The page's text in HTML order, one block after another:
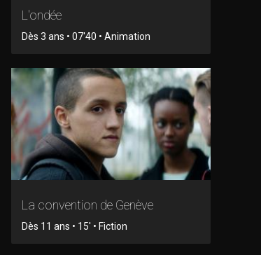
L'ondée
Dès 3 ans • 07'40 • Animation
La convention de Genève
Dès 11 ans • 15' • Fiction